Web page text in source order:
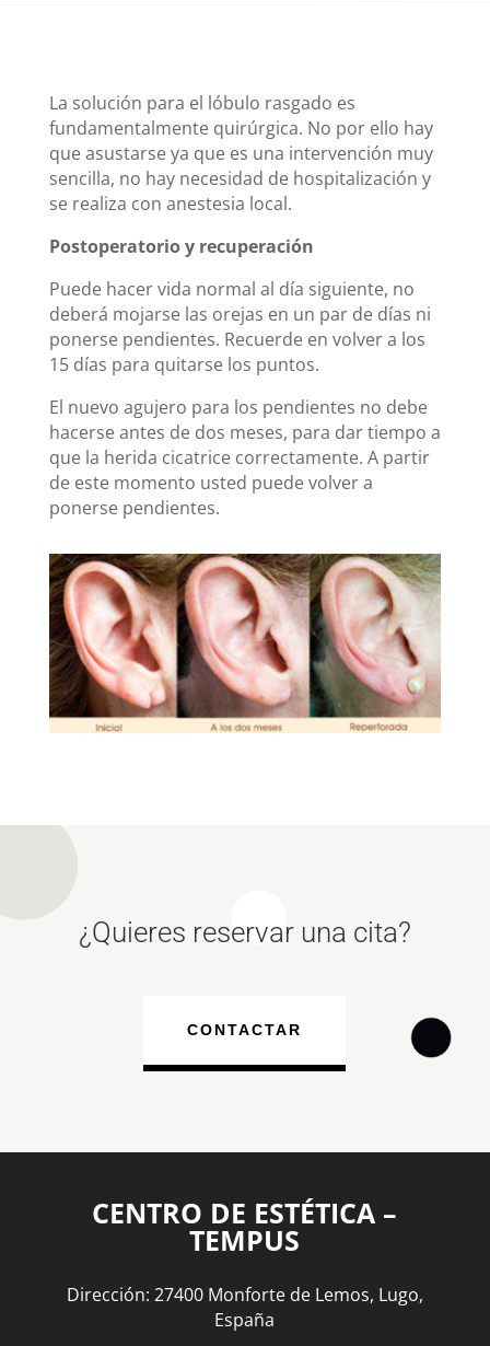
La solución para el lóbulo rasgado es
fundamentalmente quirúrgica. No por ello hay
que asustarse ya que es una intervención muy
sencilla, no hay necesidad de hospitalización y
se realiza con anestesia local.
Postoperatorio y recuperación
Puede hacer vida normal al día siguiente, no
deberá mojarse las orejas en un par de días ni
ponerse pendientes. Recuerde en volver a los
15 días para quitarse los puntos.
El nuevo agujero para los pendientes no debe
hacerse antes de dos meses, para dar tiempo a
que la herida cicatrice correctamente. A partir
de este momento usted puede volver a
ponerse pendientes.
¿Quieres reservar una cita?
CONTACTAR
CENTRO DE ESTÉTICA –
TEMPUS
Dirección: 27400 Monforte de Lemos, Lugo,
España